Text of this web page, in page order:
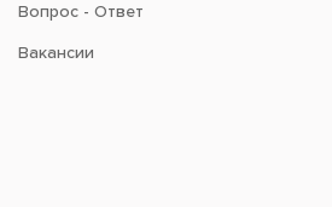
Вопрос - Ответ
Вакансии